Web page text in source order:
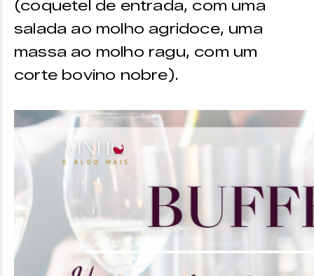
(coquetel de entrada, com uma
salada ao molho agridoce, uma
massa ao molho ragu, com um
corte bovino nobre).